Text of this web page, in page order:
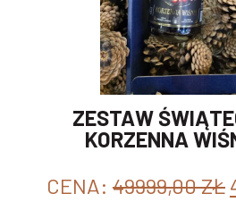
ZESTAW
KORZENNA
CENA: 49999,00ZŁ